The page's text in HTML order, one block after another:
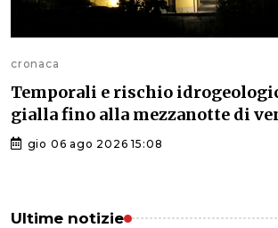
cronaca
Temporali e rischio
gialla fino alla mezzanotte di
gio 06 ago 2026 15:08
Ultime notizie